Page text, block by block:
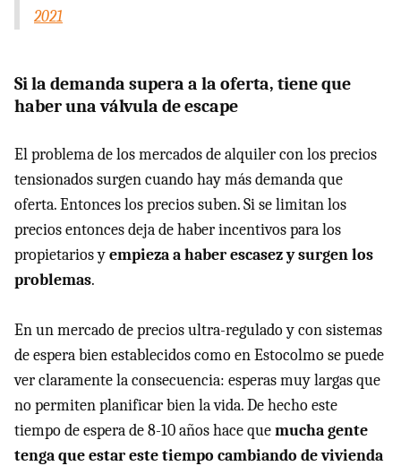
2021
Si la demanda supera a la oferta, tiene que
haber una válvula de escape
El problema de los mercados de alquiler con los precios
tensionados surgen cuando hay más demanda que
oferta. Entonces los precios suben. Si se limitan los
precios entonces deja de haber incentivos para los
propietarios yempieza a haber escasez y surgen los
problemas.
En un mercado de precios ultra-regulado y con sistemas
de espera bien establecidos como en Estocolmo se puede
ver claramente la consecuencia: esperas muy largas que
no permiten planificar bien la vida. De hecho este
tiempo de espera de 8-10 años hace quemucha gente
tenga que estar este tiempo cambiando de vivienda